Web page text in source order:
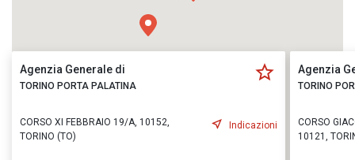
Agenzia Generale di
TORINO PORTA PALATINA
CORSO XI FEBBRAIO 19/A, 10152,
TORINO (TO)
Indicazioni
Agenzia
TORINO
CORSO
10121,